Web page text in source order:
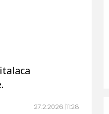
27.2.2026. 11:28